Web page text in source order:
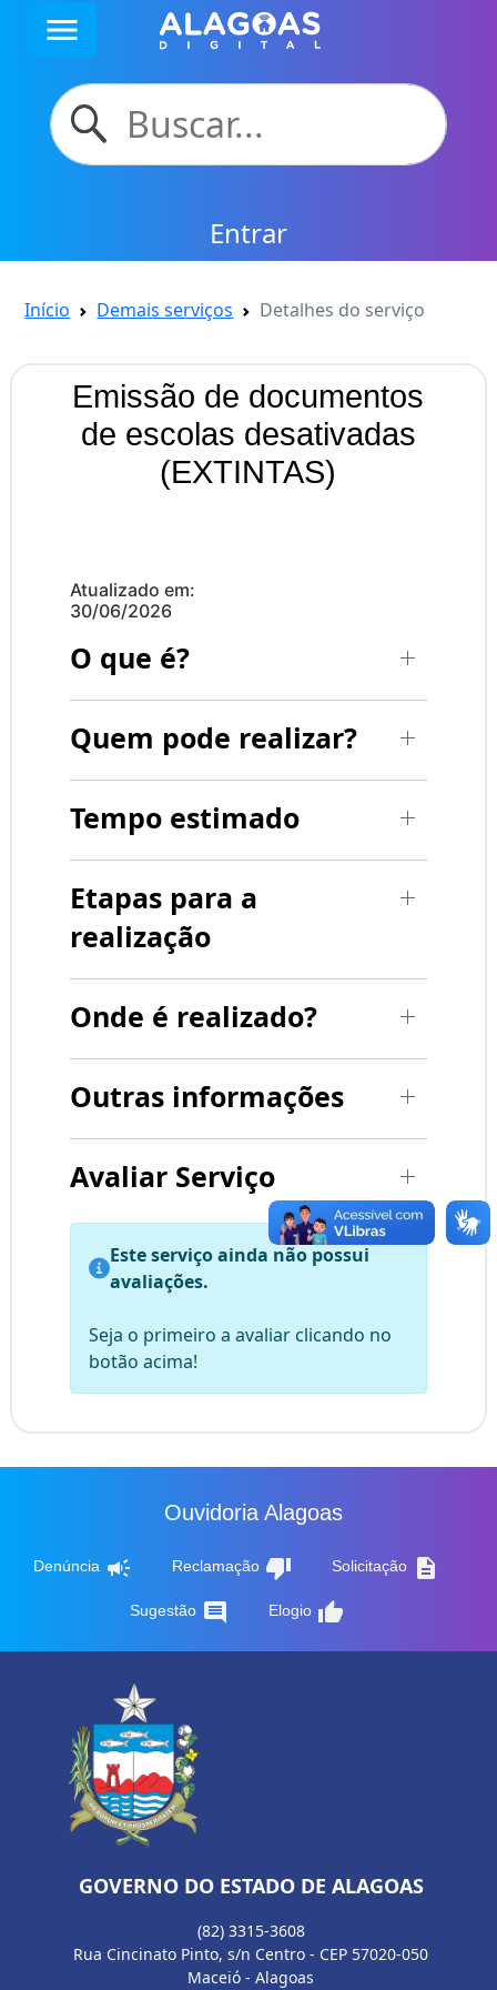
menu
Entrar
Início Demais serviços Detalhes do serviço
Emissão de documentos
de escolas desativadas
(EXTINTAS)
Atualizado em:
30/06/2026
O que é?
Quem pode realizar?
Tempo estimado
Etapas para a
realização
Onde é realizado?
Outras informações
Avaliar Serviço
Este serviço ainda não possui
avaliações.
Seja o primeiro a avaliar clicando no
botão acima!
Ouvidoria Alagoas
Denúncia campaign Reclamação thumb_down Solicitação description
Sugestão comment Elogio thumb_up
GOVERNO DO ESTADO DE ALAGOAS
(82) 3315-3608
Rua Cincinato Pinto, s/n Centro - CEP 57020-050
Maceió - Alagoas